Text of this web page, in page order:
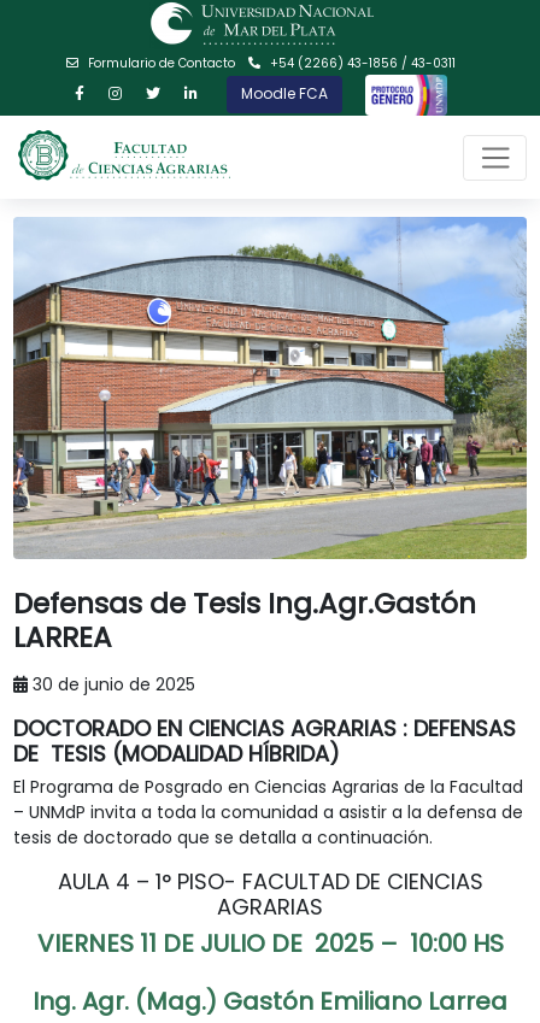
Formulario de Contacto +54 (2266) 43-1856 / 43-0311
Moodle FCA
Defensas de Tesis Ing.Agr.Gastón
LARREA
30 de junio de 2025
DOCTORADO EN CIENCIAS AGRARIAS : DEFENSAS
DE TESIS (MODALIDAD HÍBRIDA)
El Programa de Posgrado en Ciencias Agrarias de la Facultad
– UNMdP invita a toda la comunidad a asistir a la defensa de
tesis de doctorado que se detalla a continuación.
AULA 4 – 1° PISO- FACULTAD DE CIENCIAS
AGRARIAS
VIERNES 11 DE JULIO DE 2025 – 10:00 HS
Ing. Agr. (Mag.) Gastón Emiliano Larrea